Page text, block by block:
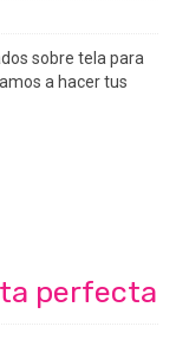
sobre tela para
a hacer tus
perfecta